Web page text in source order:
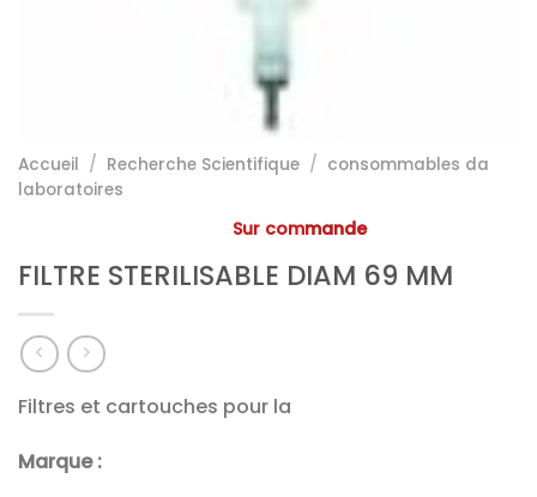
Accueil / Recherche Scientifique / consommables da
laboratoires
Sur commande
FILTRE STERILISABLE DIAM 69 MM
Filtres et cartouches pour la
Marque :